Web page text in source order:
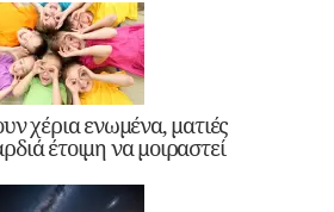
χέρια ενωμένα, ματιές
έτοιμη να μοιραστεί